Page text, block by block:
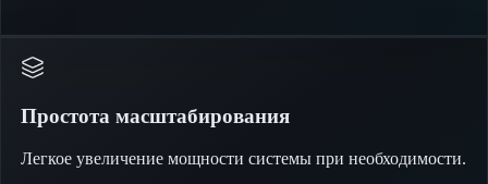
Простота масштабирования
Легкое увеличение мощности системы при необходимости.